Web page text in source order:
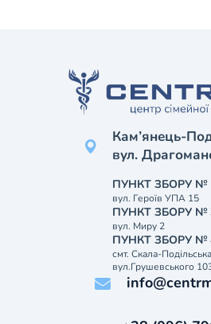
Кам’янець-
вул.
ПУНКТ ЗБОРУ №
вул. Героїв УПА 15
ПУНКТ ЗБОРУ №
вул. Миру 2
ПУНКТ ЗБОРУ №
смт. Скала-
вул.Грушевського